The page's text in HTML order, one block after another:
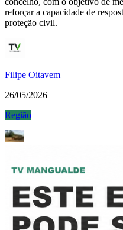
reforçar a capacidade de
proteção civil.
Filipe Oitavem
26/05/2026
Região